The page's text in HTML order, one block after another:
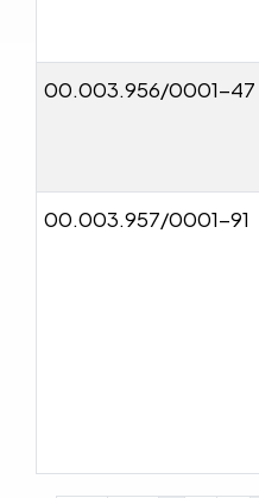
00.003.956/0001-47
00.003.957/0001-91